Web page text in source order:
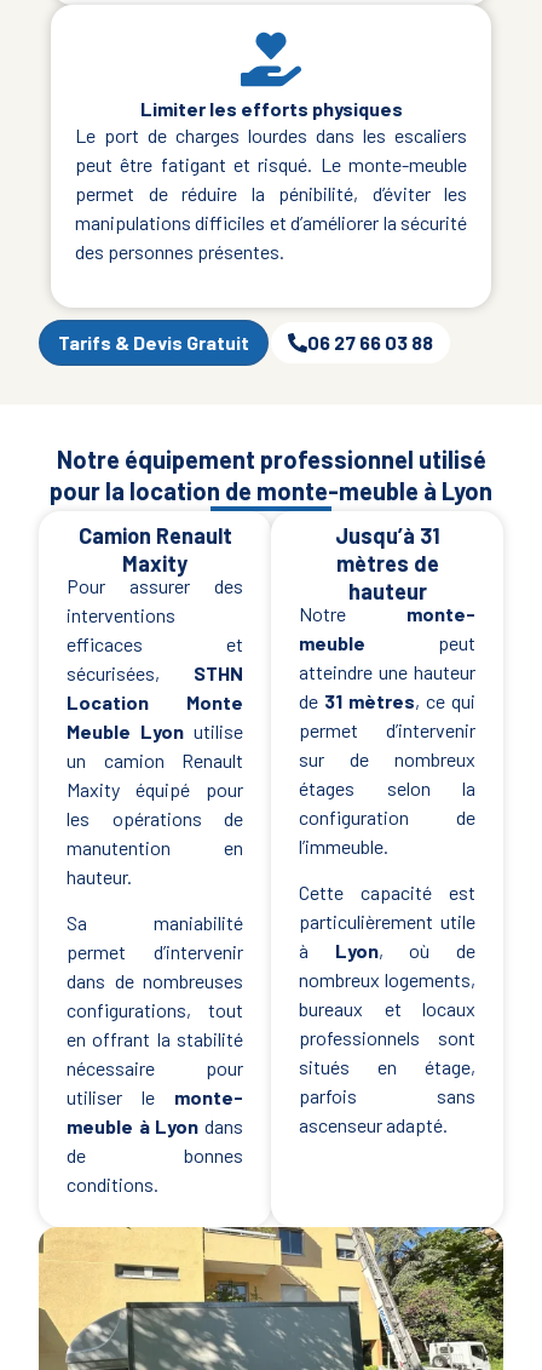
Limiter les efforts physiques
Le port de charges lourdes dans les escaliers
peut être fatigant et risqué. Le monte-meuble
permet de réduire la pénibilité, d’éviter les
manipulations difficiles et d’améliorer la sécurité
des personnes présentes.
Tarifs & Devis Gratuit 06 27 66 03 88
Notre équipement professionnel utilisé
pour la location de monte-meuble à Lyon
Camion Renault
Maxity
Pour assurer des
interventions
efficaces et
sécurisées, STHN
Location Monte
Meuble Lyon utilise
un camion Renault
Maxity équipé pour
les opérations de
manutention en
hauteur.
Sa maniabilité
permet d’intervenir
dans de nombreuses
configurations, tout
en offrant la stabilité
nécessaire pour
utiliser le monte-
meuble à Lyon dans
de bonnes
conditions.
Jusqu’à 31
mètres de
hauteur
Notre monte-
meuble peut
atteindre une hauteur
de 31 mètres, ce qui
permet d’intervenir
sur de nombreux
étages selon la
configuration de
l’immeuble.
Cette capacité est
particulièrement utile
à Lyon, où de
nombreux logements,
bureaux et locaux
professionnels sont
situés en étage,
parfois sans
ascenseur adapté.